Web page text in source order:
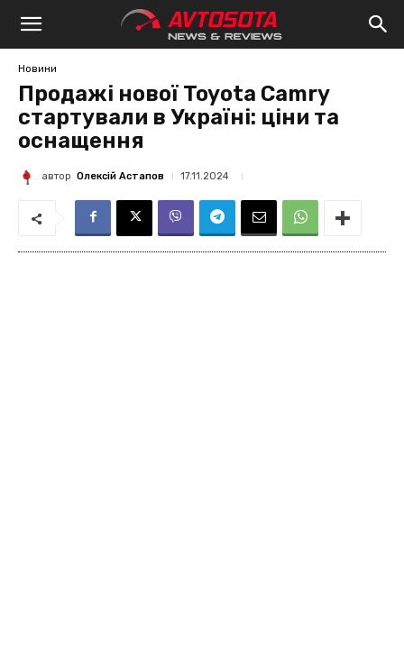
Avtosota
Новини
Продажі нової Toyota Camry
стартували в Україні: ціни та
оснащення
автор Олексій Астапов 17.11.2024